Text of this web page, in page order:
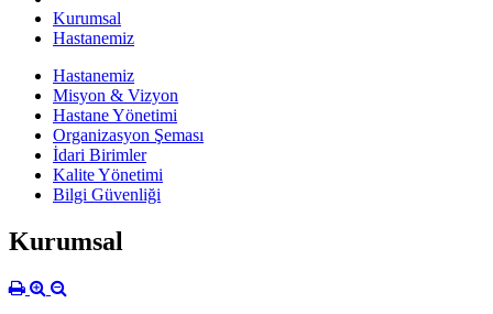
Kurumsal
Hastanemiz
Hastanemiz
Misyon & Vizyon
Hastane Yönetimi
Organizasyon Şeması
İdari Birimler
Kalite Yönetimi
Bilgi Güvenliği
Kurumsal